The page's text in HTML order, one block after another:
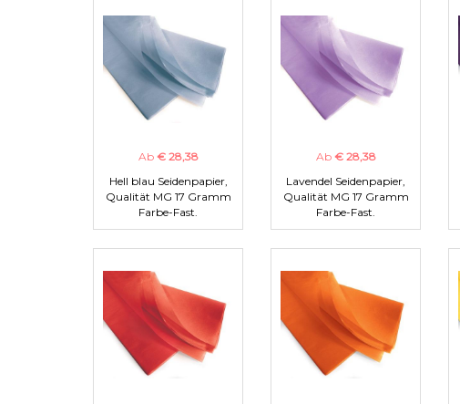
Ab € 28,38
Hell blau Seidenpapier,
Qualität MG 17 Gramm
Farbe-Fast.
Ab € 28,38
Lavendel Seidenpapier,
Qualität MG 17 Gramm
Farbe-Fast.